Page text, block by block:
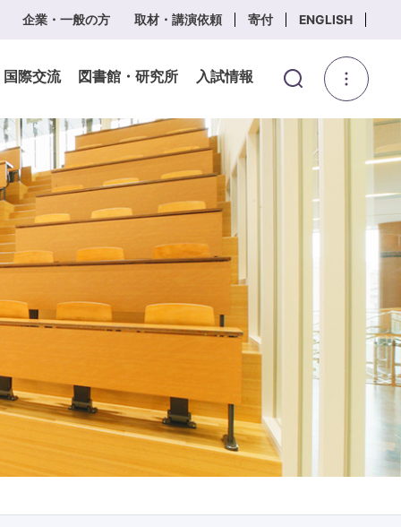
企業・一般の方 取材・講演依頼 寄付 ENGLISH
際交流 図書館・研究所 入試情報